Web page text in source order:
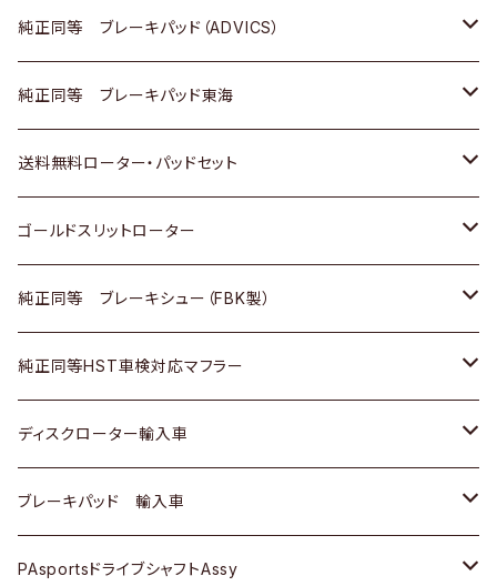
三菱
スバル
日野
三菱ふそう
ＢＭＷ
マツダ
三菱
日野
三菱ふそう
三菱
日野
三菱ふそう
その他
ダイハツ
マツダ
三菱
スバル
日産
いすゞ
ダイハツ
マツダ
三菱
スバル
いすゞ
ダイハツ
マツダ
三菱
ホンダ
スズキ
日産
ダイハツ
マツダ
三菱
スバル
トヨタ
ホンダ
スズキ
日産
いすゞ
ダイハツ
マツダ
三菱
スバル
純正同等 ブレーキパッド（ADVICS）
トヨタ
ホンダ
スズキ
日産
ダイハツ
マツダ
三菱
スバル
純正同等 ブレーキパッド東海
トヨタ
ホンダ
日産
いすゞ
ダイハツ
マツダ
三菱
送料無料ローター・パッドセット
トヨタ
ホンダ
スズキ
日産
ダイハツ
マツダ
ゴールドスリットローター
トヨタ
ホンダ
スズキ
日産
ダイハツ
純正同等 ブレーキシュー（FBK製）
ホンダ
スズキ
日産
ダイハツ
純正同等HST車検対応マフラー
トヨタ
ホンダ
スズキ
ディスクローター輸入車
ＡＵＤＩ
ＢＥＮＺ
ブレーキパッド 輸入車
ＢＥＮＺ
PAsportsドライブシャフトAssy